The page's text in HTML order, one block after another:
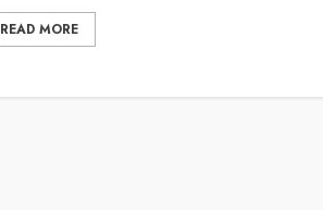
READ MORE